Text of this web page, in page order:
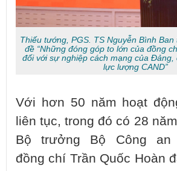
Thiếu tướng, PGS. TS Nguyễn Bình
đề “Những đóng góp to lớn của đồng
đối với sự nghiệp cách mạng của Đảng,
lực lượng CAND”
Với hơn 50 năm hoạt
liên tục, trong đó có 28
Bộ trưởng Bộ Công an
đồng chí Trần Quốc Hoàn